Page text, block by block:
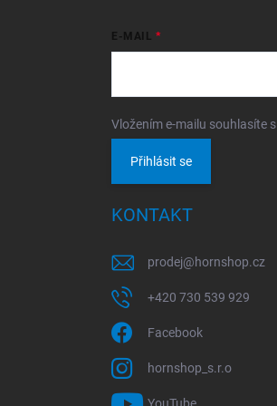
E-MAIL
Vložením e-mailu souhlasíte s
Přihlásit se
KONTAKT
prodej@hornshop.cz
+420 730 539 929
Facebook
hornshop_s.r.o